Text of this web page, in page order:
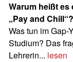
Warum heißt es eigentlich „Work and Travel“ und nicht
„Pay and Chill“?
Was tun im Gap-
Studium? Das
Lehrerin... lesen